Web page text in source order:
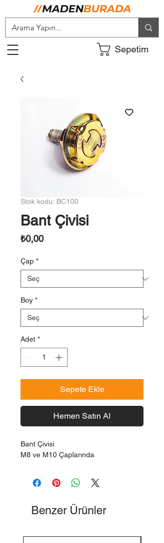
Sepetim
Stok kodu: BC100
Bant Çivisi
₺0,00Fiyat
Çap *
Boy *
Adet *
Sepete Ekle
Hemen Satın Al
Bant Çivisi
M8 ve M10 Çaplarında
Benzer Ürünler